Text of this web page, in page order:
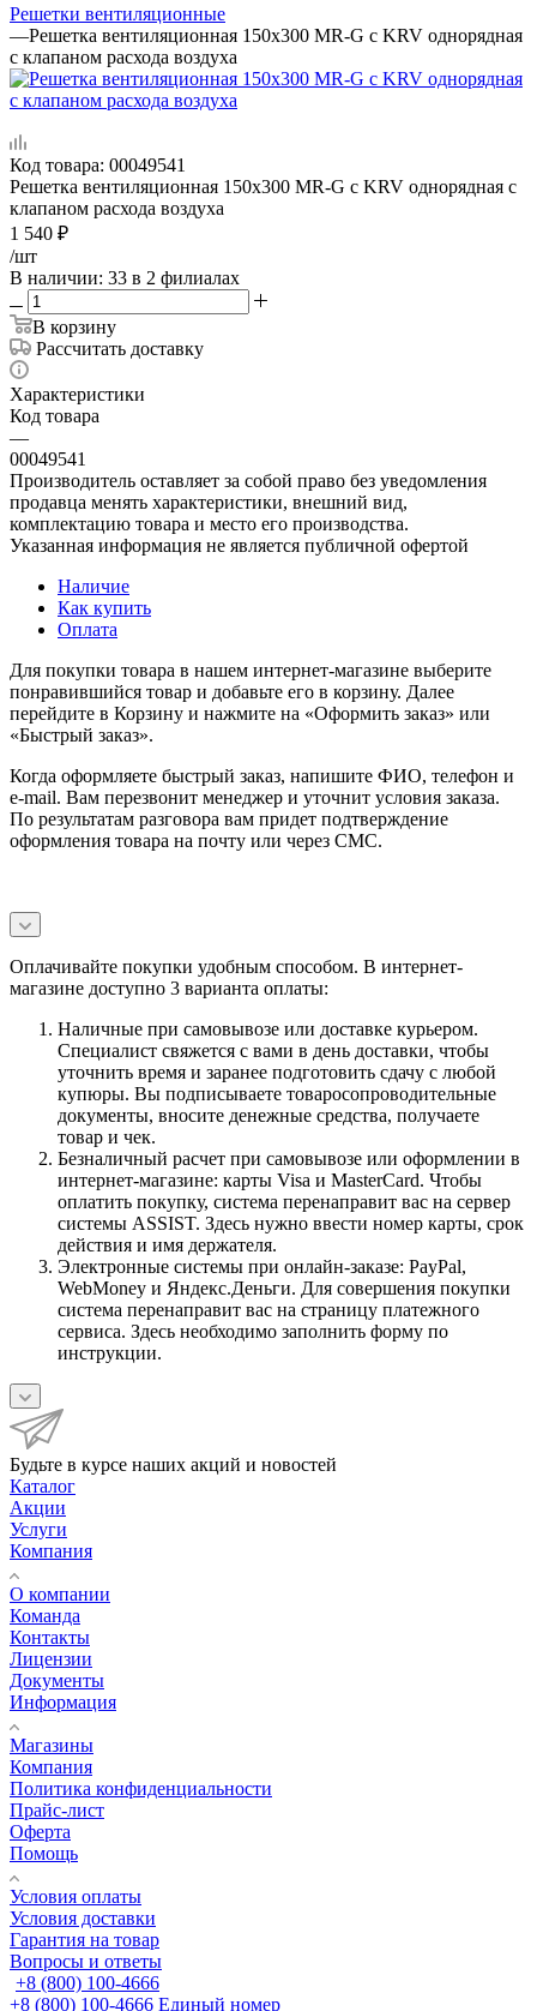
Решетки вентиляционные
—Решетка вентиляционная 150х300 MR-G с KRV однорядная
с клапаном расхода воздуха
Код товара: 00049541
Решетка вентиляционная 150х300 MR-G с KRV однорядная с
клапаном расхода воздуха
1 540 ₽
/шт
В наличии: 33 в 2 филиалах
В корзину
Рассчитать доставку
Характеристики
Код товара
—
00049541
Производитель оставляет за собой право без уведомления
продавца менять характеристики, внешний вид,
комплектацию товара и место его производства.
Указанная информация не является публичной офертой
Наличие
Как купить
Оплата
Для покупки товара в нашем интернет-магазине выберите
понравившийся товар и добавьте его в корзину. Далее
перейдите в Корзину и нажмите на «Оформить заказ» или
«Быстрый заказ».
Когда оформляете быстрый заказ, напишите ФИО, телефон и
e-mail. Вам перезвонит менеджер и уточнит условия заказа.
По результатам разговора вам придет подтверждение
оформления товара на почту или через СМС.
Оплачивайте покупки удобным способом. В интернет-
магазине доступно 3 варианта оплаты:
Наличные при самовывозе или доставке курьером.
Специалист свяжется с вами в день доставки, чтобы
уточнить время и заранее подготовить сдачу с любой
купюры. Вы подписываете товаросопроводительные
документы, вносите денежные средства, получаете
товар и чек.
Безналичный расчет при самовывозе или оформлении в
интернет-магазине: карты Visa и MasterCard. Чтобы
оплатить покупку, система перенаправит вас на сервер
системы ASSIST. Здесь нужно ввести номер карты, срок
действия и имя держателя.
Электронные системы при онлайн-заказе: PayPal,
WebMoney и Яндекс.Деньги. Для совершения покупки
система перенаправит вас на страницу платежного
сервиса. Здесь необходимо заполнить форму по
инструкции.
Будьте в курсе наших акций и новостей
Каталог
Акции
Услуги
Компания
О компании
Команда
Контакты
Лицензии
Документы
Информация
Магазины
Компания
Политика конфиденциальности
Прайс-лист
Оферта
Помощь
Условия оплаты
Условия доставки
Гарантия на товар
Вопросы и ответы
+8 (800) 100-4666
+8 (800) 100-4666 Единый номер